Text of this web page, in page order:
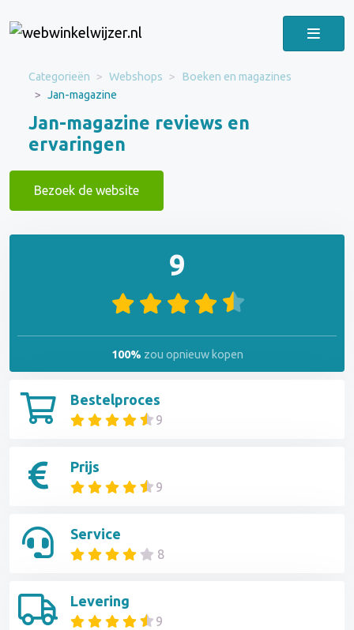
Categorieën Webshops
Boeken en magazines
Jan-magazine
Jan-magazine reviews en
ervaringen
Bezoek de website
Bestelproces
9
Prijs
9
Service
8
Levering
9
9
100% zou opnieuw kopen